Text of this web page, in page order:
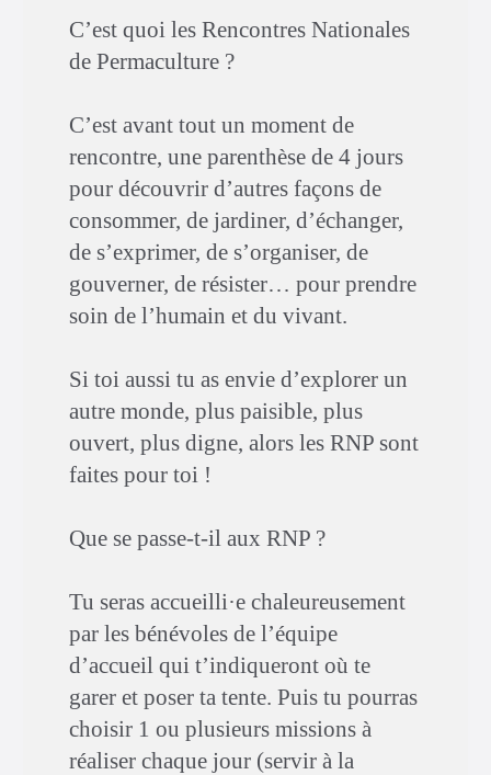
C’est quoi les Rencontres Nationales
de Permaculture ?
C’est avant tout un moment de
rencontre, une parenthèse de 4 jours
pour découvrir d’autres façons de
consommer, de jardiner, d’échanger,
de s’exprimer, de s’organiser, de
gouverner, de résister… pour prendre
soin de l’humain et du vivant.
Si toi aussi tu as envie d’explorer un
autre monde, plus paisible, plus
ouvert, plus digne, alors les RNP sont
faites pour toi !
Que se passe-t-il aux RNP ?
Tu seras accueilli·e chaleureusement
par les bénévoles de l’équipe
d’accueil qui t’indiqueront où te
garer et poser ta tente. Puis tu pourras
choisir 1 ou plusieurs missions à
réaliser chaque jour (servir à la